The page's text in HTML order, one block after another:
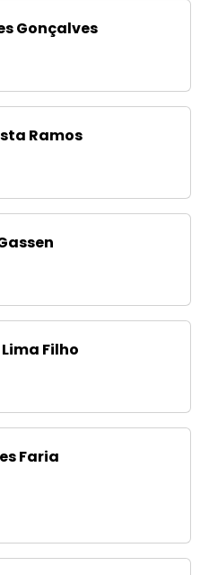
Gonçalves
Ramos
Filho
Faria